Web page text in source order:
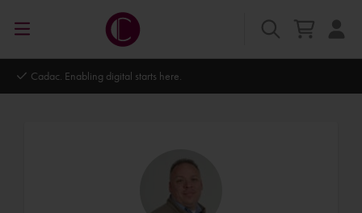
Cadac. Enabling digital starts here.